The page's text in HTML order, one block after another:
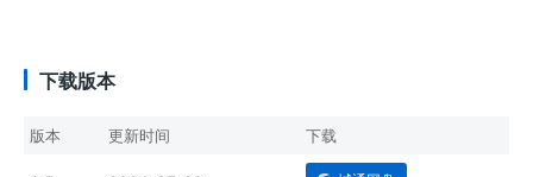
下载版本
版本 更新时间 下载